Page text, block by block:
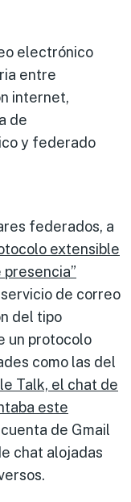
electrónico
entre
internet,
de
y federado
federados, a
extensible
de correo
del tipo
un protocolo
como las del
Talk, el chat de
este
de Gmail
chat alojadas